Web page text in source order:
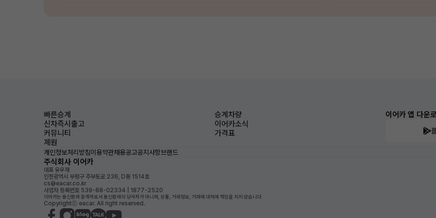
빠른승계
승계차량
신차즉시출고
이어카소식
커뮤니티
가격표
제원
이어카 앱 다운
개인정보처리방침이용약관채용공고공지사항브랜드
주식회사 이어카
대표 유우재
인천광역시 부평구 주부토로 236, D동 1514호
cs@eacar.co.kr
사업자 등록번호 539-88-02334 | 1877-2520
이어카는 통신판매 중개자로서 통신판매의 당사자가 아니며, 상품, 거래정보, 거래에 대하여 책임을 지지 않습니다.
Copyrightⓒ eacar. All right reserved.